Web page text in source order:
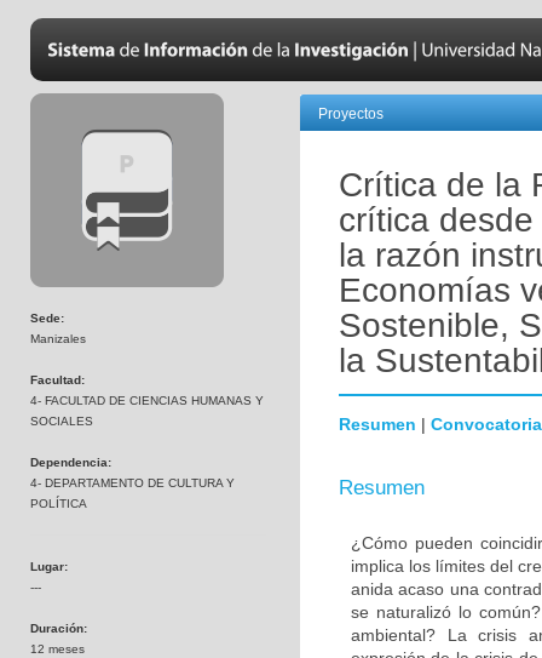
Sede:
Manizales
Facultad:
4- FACULTAD DE CIENCIAS HUMANAS Y
SOCIALES
Dependencia:
4- DEPARTAMENTO DE CULTURA Y
POLÍTICA
Lugar:
---
Duración:
12 meses
Proyectos
Crítica de la
crítica
la razón
Economías
Sostenible,
la
Resumen | Convocatoria
Resumen
¿Cómo pueden
implica los límites del
anida acaso una
se naturalizó lo
ambiental? La crisis